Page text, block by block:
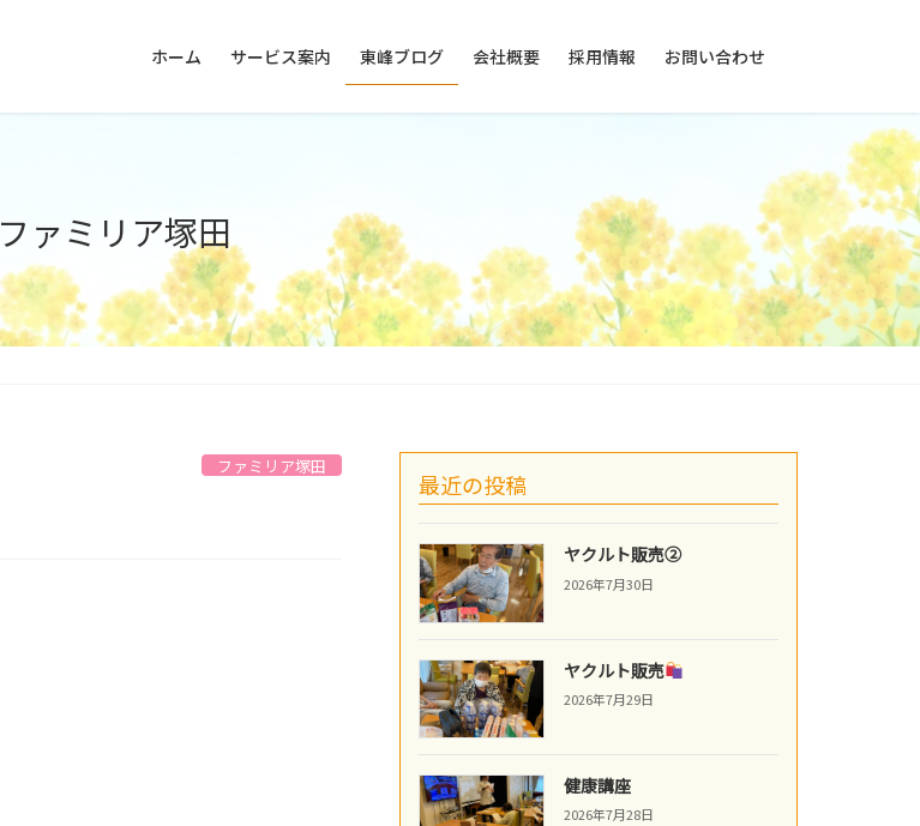
ホーム サービス案内 東峰ブログ 会社概要 採用情報 お問い合わせ
ファミリア塚田
ファミリア塚田
最近の投稿
ヤクルト販売②
2026年7月30日
ヤクルト販売
2026年7月29日
健康講座
2026年7月28日